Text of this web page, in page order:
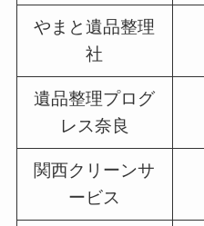
やまと遺品整理
社
遺品整理プログ
レス奈良
関西クリーンサ
ービス